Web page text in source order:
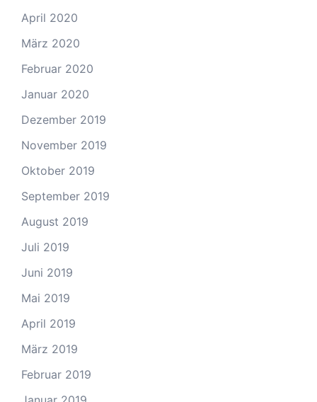
April 2020
März 2020
Februar 2020
Januar 2020
Dezember 2019
November 2019
Oktober 2019
September 2019
August 2019
Juli 2019
Juni 2019
Mai 2019
April 2019
März 2019
Februar 2019